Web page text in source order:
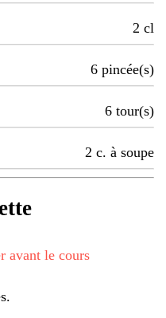
2 cl
6 pincée(s)
6 tour(s)
2 c. à soupe
avant le cours